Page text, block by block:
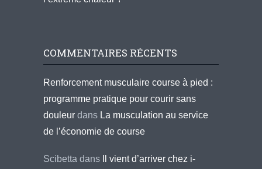
COMMENTAIRES RÉCENTS
Renforcement musculaire course à pied :
programme pratique pour courir sans
douleur dans La musculation au service
de l’économie de course
Scibetta dans
Il vient d’arriver chez i-